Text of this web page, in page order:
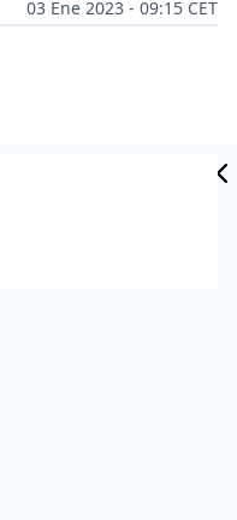
03 Ene 2023 - 09:15 CET